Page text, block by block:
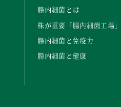
腸内細菌とは
株が重要「腸内細菌工場」
腸内細菌と免疫力
腸内細菌と健康